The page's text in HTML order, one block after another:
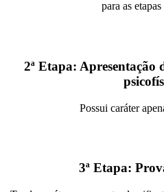
para as
2ª Etapa: Apresentação
Possui caráter
3ª Etapa: